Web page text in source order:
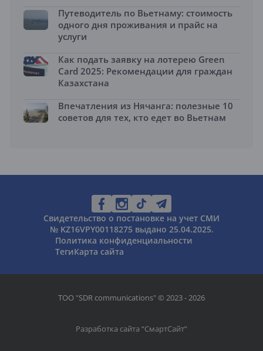
Путеводитель по Вьетнаму: стоимость
одного дня проживания и прайс на
услуги
Как подать заявку на лотерею Green
Card 2025: Рекомендации для граждан
Казахстана
Впечатления из Нячанга: полезные 10
советов для тех, кто едет во Вьетнам
Свидетельство о постановке на учет СМИ
№ KZ16VPY00118275 выдано 25.04.2025.
Политика конфиденциальности
ТегиКарта сайта
ТОО "SDR communications" © 2023 - 2026
Разработка сайта “СмартСайт”